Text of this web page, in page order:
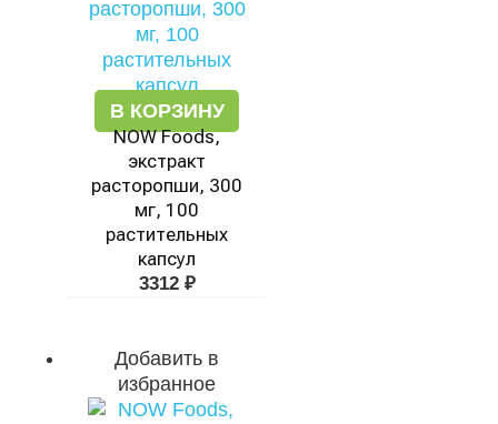
В КОРЗИНУ
NOW Foods,
экстракт
расторопши, 300
мг, 100
растительных
капсул
3312 ₽
Добавить в
избранное